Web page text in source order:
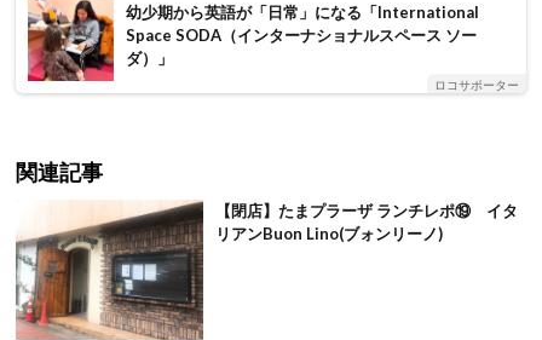
幼少期から英語が「日常」になる「International
Space SODA（インターナショナルスペース ソー
ダ）」
ロコサポーター
関連記事
【閉店】たまプラーザ ランチレポ⑲ イタ
リアンBuon Lino(ブォンリーノ)